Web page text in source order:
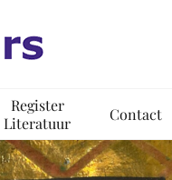
Register
Literatuur
Contact